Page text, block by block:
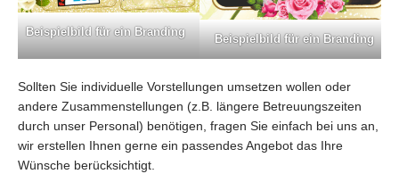
Beispielbild für ein Branding
Beispielbild für ein Branding
Sollten Sie individuelle Vorstellungen umsetzen wollen oder
andere Zusammenstellungen (z.B. längere Betreuungszeiten
durch unser Personal) benötigen, fragen Sie einfach bei uns an,
wir erstellen Ihnen gerne ein passendes Angebot das Ihre
Wünsche berücksichtigt.